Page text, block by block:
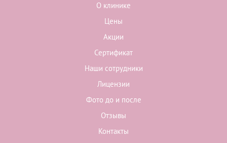
О клинике
Цены
Акции
Сертификат
Наши сотрудники
Лицензии
Фото до и после
Отзывы
Контакты